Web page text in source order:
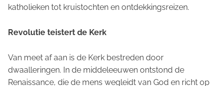
katholieken tot kruistochten en ontdekkingsreizen.
Revolutie teistert de Kerk
Van meet af aan is de Kerk bestreden door
dwaalleringen. In de middeleeuwen ontstond de
Renaissance, die de mens wegleidt van God en richt op